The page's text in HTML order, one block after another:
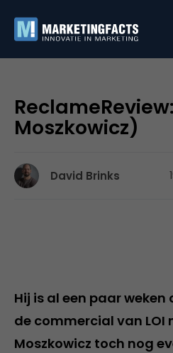
Moszkowicz)
David Brinks
Hij is al een paar
de commercial van LOI
Moszkowicz toch nog